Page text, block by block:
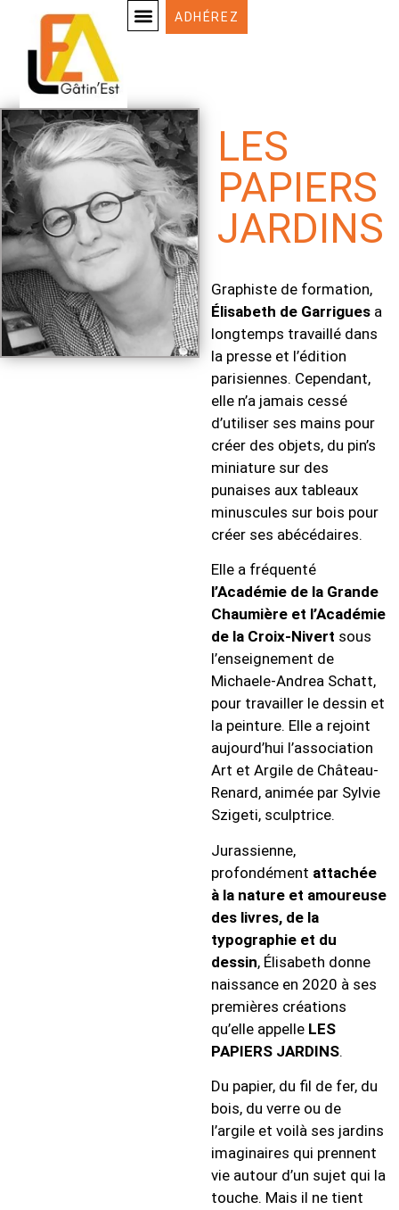
ADHÉREZ
LES
PAPIERS
JARDINS
Graphiste de formation,
Élisabeth de Garrigues a
longtemps travaillé dans
la presse et l’édition
parisiennes. Cependant,
elle n’a jamais cessé
d’utiliser ses mains pour
créer des objets, du pin’s
miniature sur des
punaises aux tableaux
minuscules sur bois pour
créer ses abécédaires.
Elle a fréquenté
l’Académie de la Grande
Chaumière et l’Académie
de la Croix-Nivert sous
l’enseignement de
Michaele-Andrea Schatt,
pour travailler le dessin et
la peinture. Elle a rejoint
aujourd’hui l’association
Art et Argile de Château-
Renard, animée par Sylvie
Szigeti, sculptrice.
Jurassienne,
profondément attachée
à la nature et amoureuse
des livres, de la
typographie et du
dessin, Élisabeth donne
naissance en 2020 à ses
premières créations
qu’elle appelle LES
PAPIERS JARDINS.
Du papier, du fil de fer, du
bois, du verre ou de
l’argile et voilà ses jardins
imaginaires qui prennent
vie autour d’un sujet qui la
touche. Mais il ne tient